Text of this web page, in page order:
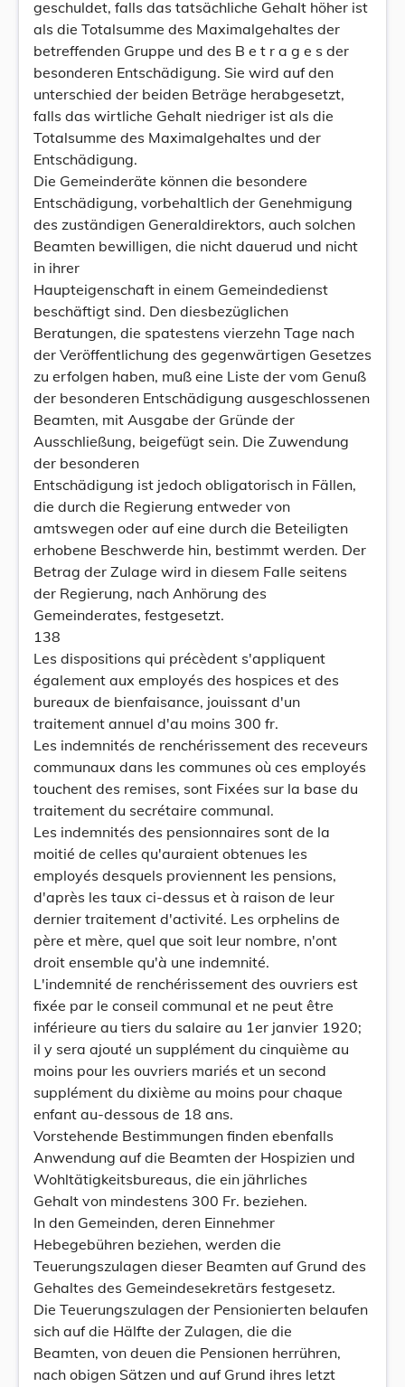
geschuldet, falls das tatsächliche Gehalt höher ist
als die Totalsumme des Maximalgehaltes der
betreffenden Gruppe und des B e t r a g e s der
besonderen Entschädigung. Sie wird auf den
unterschied der beiden Beträge herabgesetzt,
falls das wirtliche Gehalt niedriger ist als die
Totalsumme des Maximalgehaltes und der
Entschädigung.
Die Gemeinderäte können die besondere
Entschädigung, vorbehaltlich der Genehmigung
des zuständigen Generaldirektors, auch solchen
Beamten bewilligen, die nicht dauerud und nicht
in ihrer
Haupteigenschaft in einem Gemeindedienst
beschäftigt sind. Den diesbezüglichen
Beratungen, die spatestens vierzehn Tage nach
der Veröffentlichung des gegenwärtigen Gesetzes
zu erfolgen haben, muß eine Liste der vom Genuß
der besonderen Entschädigung ausgeschlossenen
Beamten, mit Ausgabe der Gründe der
Ausschließung, beigefügt sein. Die Zuwendung
der besonderen
Entschädigung ist jedoch obligatorisch in Fällen,
die durch die Regierung entweder von
amtswegen oder auf eine durch die Beteiligten
erhobene Beschwerde hin, bestimmt werden. Der
Betrag der Zulage wird in diesem Falle seitens
der Regierung, nach Anhörung des
Gemeinderates, festgesetzt.
138
Les dispositions qui précèdent s'appliquent
également aux employés des hospices et des
bureaux de bienfaisance, jouissant d'un
traitement annuel d'au moins 300 fr.
Les indemnités de renchérissement des receveurs
communaux dans les communes où ces employés
touchent des remises, sont Fixées sur la base du
traitement du secrétaire communal.
Les indemnités des pensionnaires sont de la
moitié de celles qu'auraient obtenues les
employés desquels proviennent les pensions,
d'après les taux ci-dessus et à raison de leur
dernier traitement d'activité. Les orphelins de
père et mère, quel que soit leur nombre, n'ont
droit ensemble qu'à une indemnité.
L'indemnité de renchérissement des ouvriers est
fixée par le conseil communal et ne peut être
inférieure au tiers du salaire au 1er janvier 1920;
il y sera ajouté un supplément du cinquième au
moins pour les ouvriers mariés et un second
supplément du dixième au moins pour chaque
enfant au-dessous de 18 ans.
Vorstehende Bestimmungen finden ebenfalls
Anwendung auf die Beamten der Hospizien und
Wohltätigkeitsbureaus, die ein jährliches
Gehalt von mindestens 300 Fr. beziehen.
In den Gemeinden, deren Einnehmer
Hebegebühren beziehen, werden die
Teuerungszulagen dieser Beamten auf Grund des
Gehaltes des Gemeindesekretärs festgesetz.
Die Teuerungszulagen der Pensionierten belaufen
sich auf die Hälfte der Zulagen, die die
Beamten, von deuen die Pensionen herrühren,
nach obigen Sätzen und auf Grund ihres letzt